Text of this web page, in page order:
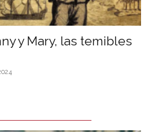
y Mary, las temibles